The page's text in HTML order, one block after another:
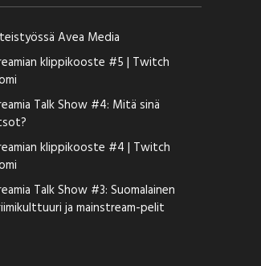
Avea Media
klippikooste #5 | Twitch
Talk Show #4: Mitä sinä
klippikooste #4 | Twitch
Talk Show #3: Suomalainen
ja mainstream-pelit